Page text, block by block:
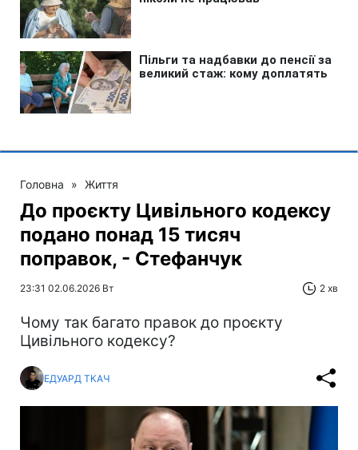
Головна » Життя
До проєкту Цивільного кодексу
подано понад 15 тисяч
поправок, - Стефанчук
23:31 02.06.2026 Вт 2 хв
Чому так багато правок до проєкту
Цивільного кодексу?
ЕДУАРД ТКАЧ